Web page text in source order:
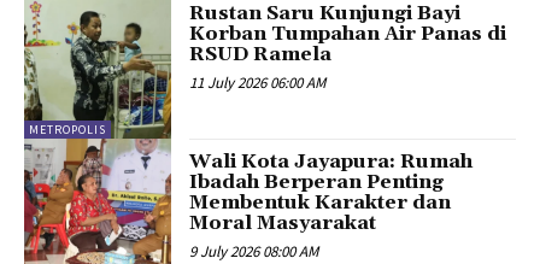
METROPOLIS
Rustan Saru Kunjungi Bayi
Korban Tumpahan Air Panas di
RSUD Ramela
11 July 2026 06:00 AM
Wali Kota Jayapura: Rumah
Ibadah Berperan Penting
Membentuk Karakter dan
Moral Masyarakat
9 July 2026 08:00 AM